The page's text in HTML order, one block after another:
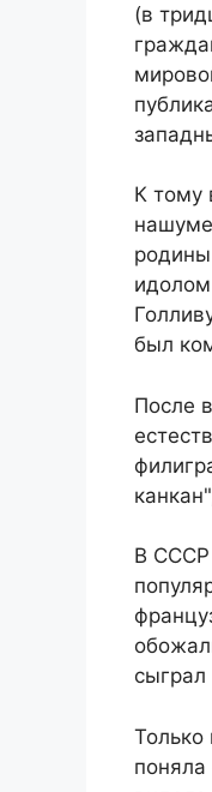
(в
К тому
был
После
В СССР
Только